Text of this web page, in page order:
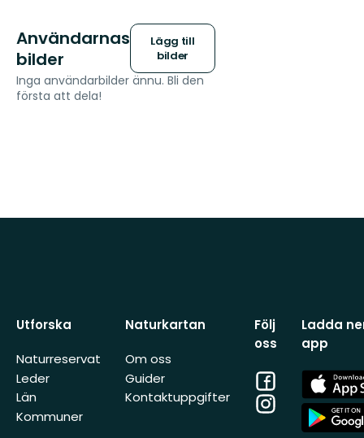
Användarnas
bilder
Lägg till
bilder
Inga användarbilder ännu. Bli den
första att dela!
Utforska
Naturreservat
Leder
Län
Kommuner
Naturkartan
Om oss
Guider
Kontaktuppgifter
Följ
oss
Facebook
Instagram
Ladda
app
App
Store
App
Store